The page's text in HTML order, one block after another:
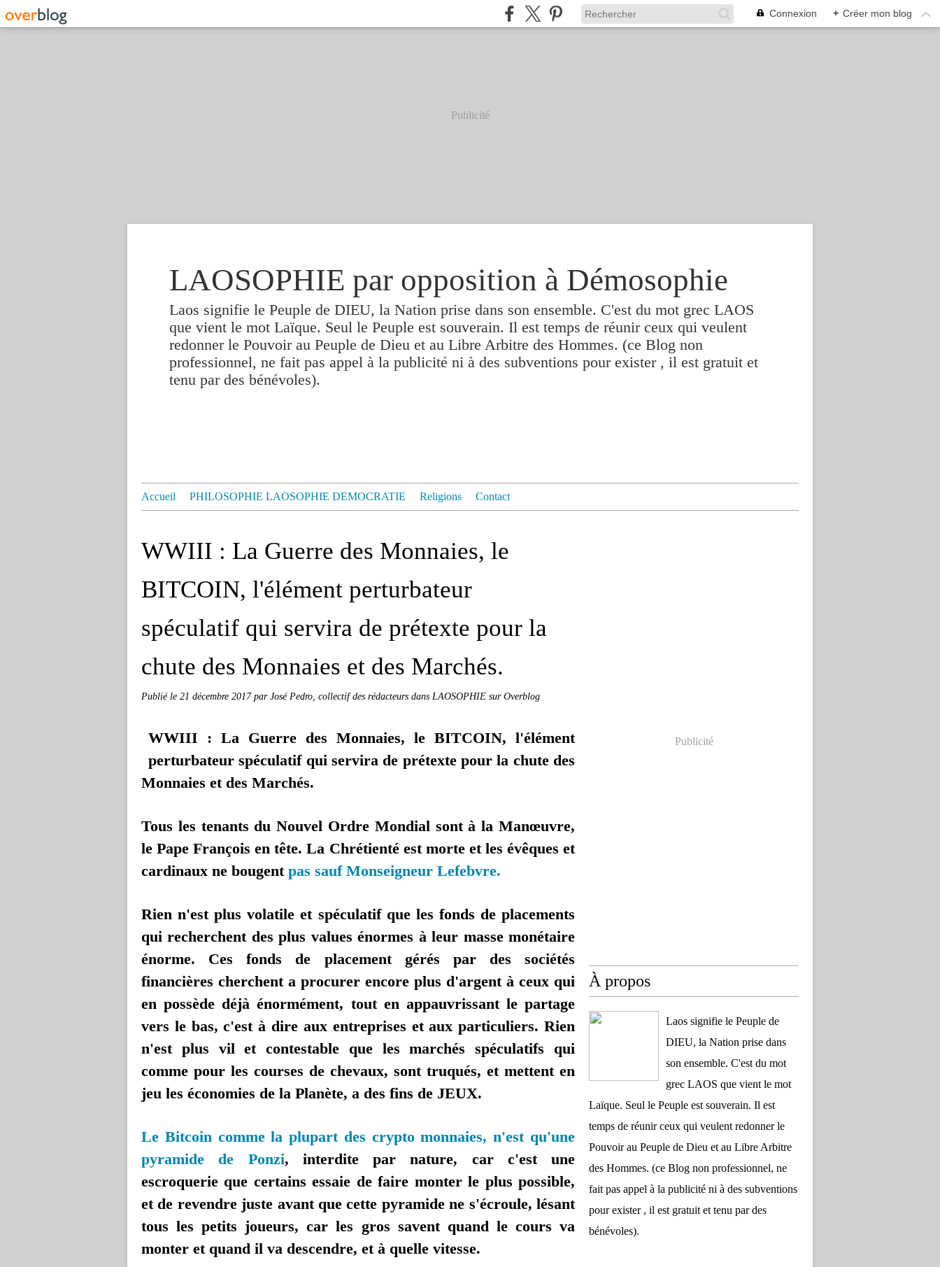
Connexion + Créer mon blog
Publicité
LAOSOPHIE par opposition à Démosophie
Laos signifie le Peuple de DIEU, la Nation prise dans son ensemble. C'est du mot grec LAOS
que vient le mot Laïque. Seul le Peuple est souverain. Il est temps de réunir ceux qui veulent
redonner le Pouvoir au Peuple de Dieu et au Libre Arbitre des Hommes. (ce Blog non
professionnel, ne fait pas appel à la publicité ni à des subventions pour exister , il est gratuit et
tenu par des bénévoles).
Accueil PHILOSOPHIE LAOSOPHIE DEMOCRATIE Religions Contact
WWIII : La Guerre des Monnaies, le
BITCOIN, l'élément perturbateur
spéculatif qui servira de prétexte pour la
chute des Monnaies et des Marchés.
Publié le 21 décembre 2017par José Pedro, collectif des rédacteurs dans LAOSOPHIE sur Overblog
WWIII : La Guerre des Monnaies, le BITCOIN, l'élément
perturbateur spéculatif qui servira de prétexte pour la chute des
Monnaies et des Marchés.
Tous les tenants du Nouvel Ordre Mondial sont à la Manœuvre,
le Pape François en tête. La Chrétienté est morte et les évêques et
cardinaux ne bougentpas sauf Monseigneur Lefebvre.
Rien n'est plus volatile et spéculatif que les fonds de placements
qui recherchent des plus values énormes à leur masse monétaire
énorme. Ces fonds de placement gérés par des sociétés
financières cherchent a procurer encore plus d'argent à ceux qui
en possède déjà énormément, tout en appauvrissant le partage
vers le bas, c'est à dire aux entreprises et aux particuliers. Rien
n'est plus vil et contestable que les marchés spéculatifs qui
comme pour les courses de chevaux, sont truqués, et mettent en
jeu les économies de la Planète, a des fins de JEUX.
Le Bitcoin comme la plupart des crypto monnaies, n'est qu'une
pyramide de Ponzi, interdite par nature, car c'est une
escroquerie que certains essaie de faire monter le plus possible,
et de revendre juste avant que cette pyramide ne s'écroule, lésant
tous les petits joueurs, car les gros savent quand le cours va
monter et quand il va descendre, et à quelle vitesse.
Publicité
À propos
Laos signifie le Peuple de
DIEU, la Nation prise dans
son ensemble. C'est du mot
grec LAOS que vient le mot
Laïque. Seul le Peuple est souverain. Il est
temps de réunir ceux qui veulent redonner le
Pouvoir au Peuple de Dieu et au Libre Arbitre
des Hommes. (ce Blog non professionnel, ne
fait pas appel à la publicité ni à des subventions
pour exister , il est gratuit et tenu par des
bénévoles).